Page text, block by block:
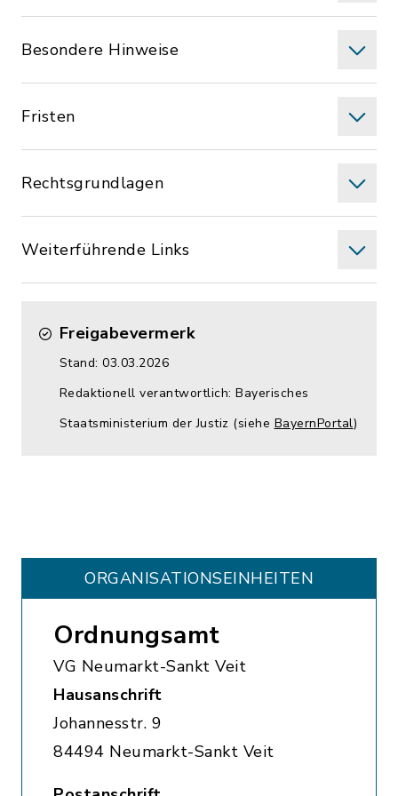
Besondere Hinweise
Fristen
Rechtsgrundlagen
Weiterführende Links
Freigabevermerk
Stand: 03.03.2026
Redaktionell verantwortlich: Bayerisches
Staatsministerium der Justiz (siehe BayernPortal)
ORGANISATIONS­EINHEITEN
Ordnungsamt
VG Neumarkt-Sankt Veit
Hausanschrift
Johannesstr. 9
84494 Neumarkt-Sankt Veit